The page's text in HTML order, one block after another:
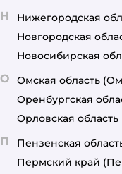
Н Нижегородская
Новгородская
Новосибирская
О Омская область
Оренбургская
Орловская область
П Пензенская
Пермский край